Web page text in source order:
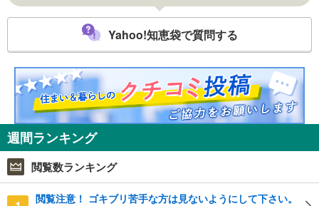
Yahoo!知恵袋で質問する
週間ランキング
閲覧数ランキング
閲覧注意！ ゴキブリ苦手な方は見ないようにして下さい。